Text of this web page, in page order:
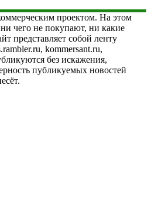
проектом. На этом
чего не покупают, ни какие
представляет собой ленту
kommersant.ru,
без искажения,
публикуемых новостей